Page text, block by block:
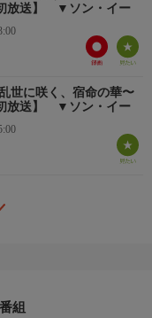
、戦場近くで記憶を失
「晋安」という名を与
揮。黎霜は、自分を無
次第に彼と心を通わせ
続かず、晋安の実の正
放送】 ▼ソン・イー
世に咲く、宿命の華〜
放送】 ▼ソン・イー
組